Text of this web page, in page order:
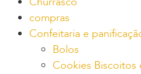
compras
Confeitaria e
Bolos
Cookies Biscoitos